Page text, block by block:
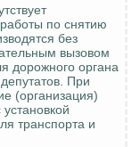
по снятию
без
вызовом
дорожного органа
При
(организация)
транспорта и